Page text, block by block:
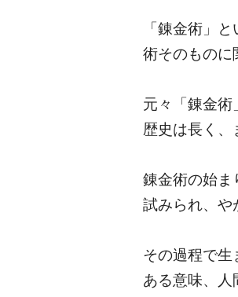
「錬金術」
術そのものに
元々「錬金術
歴史は長く、
錬金術の始ま
試みられ、や
その過程で生
ある意味、人